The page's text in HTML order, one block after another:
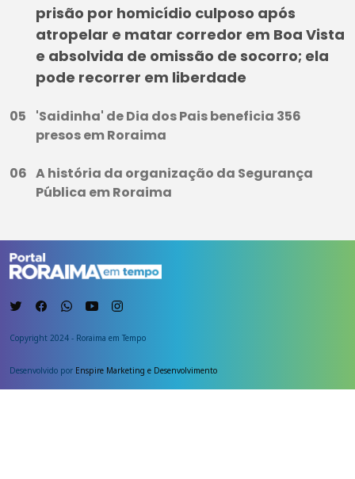
prisão por homicídio culposo após
atropelar e matar corredor em Boa Vista
e absolvida de omissão de socorro; ela
pode recorrer em liberdade
'Saidinha' de Dia dos Pais beneficia 356
presos em Roraima
A história da organização da Segurança
Pública em Roraima
Copyright 2024 - Roraima em Tempo
Desenvolvido por Enspire Marketing e Desenvolvimento